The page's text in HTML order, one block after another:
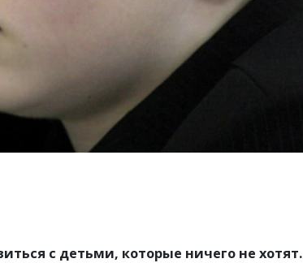
с детьми, которые ничего не хотят.